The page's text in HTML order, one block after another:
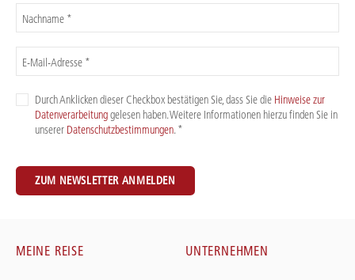
Nachname *
E-Mail-Adresse *
Durch Anklicken dieser Checkbox bestätigen Sie, dass Sie die Hinweise zur
Datenverarbeitunggelesen haben. Weitere Informationen hierzu finden Sie in
unserer Datenschutzbestimmungen. *
ZUM NEWSLETTER ANMELDEN
MEINE REISE UNTERNEHMEN